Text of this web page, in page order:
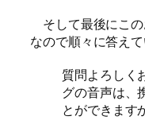
そして最後にこ
なので順々に答えて
質問よろしく
グの音声は、
とができます